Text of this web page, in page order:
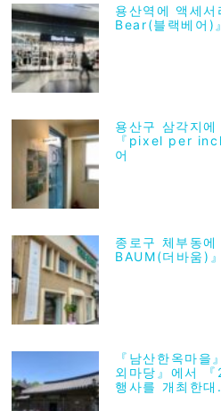
용산역에 액세
Bear(블랙베어)
용산구 삼각지
『pixel per
어
종로구 체부동
BAUM(더바움)
『남산한옥마
외마당』에서
행사를 개최한대.